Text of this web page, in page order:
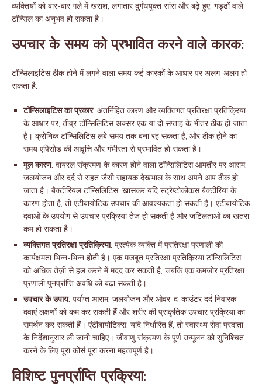
व्यक्तियों को बार-बार गले में खराश, लगातार दुर्गंधयुक्त सांस और बढ़े हुए, गड्ढों वाले
टॉन्सिल का अनुभव हो सकता है।
उपचार के समय को प्रभावित करने वाले कारक:
टॉन्सिलाइटिस ठीक होने में लगने वाला समय कई कारकों के आधार पर अलग-अलग हो
सकता है:
टॉन्सिलाइटिस का प्रकार: अंतर्निहित कारण और व्यक्तिगत प्रतिरक्षा प्रतिक्रिया
के आधार पर, तीव्र टॉन्सिलिटिस अक्सर एक या दो सप्ताह के भीतर ठीक हो जाता
है। क्रोनिक टॉन्सिलिटिस लंबे समय तक बना रह सकता है, और ठीक होने का
समय एपिसोड की आवृत्ति और गंभीरता से प्रभावित हो सकता है।
मूल कारण: वायरल संक्रमण के कारण होने वाला टॉन्सिलिटिस आमतौर पर आराम,
जलयोजन और दर्द से राहत जैसी सहायक देखभाल के साथ अपने आप ठीक हो
जाता है। बैक्टीरियल टॉन्सिलिटिस, खासकर यदि स्ट्रेप्टोकोकस बैक्टीरिया के
कारण होता है, तो एंटीबायोटिक उपचार की आवश्यकता हो सकती है। एंटीबायोटिक
दवाओं के उपयोग से उपचार प्रक्रिया तेज हो सकती है और जटिलताओं का खतरा
कम हो सकता है।
व्यक्तिगत प्रतिरक्षा प्रतिक्रिया: प्रत्येक व्यक्ति में प्रतिरक्षा प्रणाली की
कार्यक्षमता भिन्न-भिन्न होती है। एक मजबूत प्रतिरक्षा प्रतिक्रिया टॉन्सिलिटिस
को अधिक तेज़ी से हल करने में मदद कर सकती है, जबकि एक कमजोर प्रतिरक्षा
प्रणाली पुनर्प्राप्ति अवधि को बढ़ा सकती है।
उपचार के उपाय: पर्याप्त आराम, जलयोजन और ओवर-द-काउंटर दर्द निवारक
दवाएं लक्षणों को कम कर सकती हैं और शरीर की प्राकृतिक उपचार प्रक्रिया का
समर्थन कर सकती हैं। एंटीबायोटिक्स, यदि निर्धारित हैं, तो स्वास्थ्य सेवा प्रदाता
के निर्देशानुसार ली जानी चाहिए। जीवाणु संक्रमण के पूर्ण उन्मूलन को सुनिश्चित
करने के लिए पूरा कोर्स पूरा करना महत्वपूर्ण है।
विशिष्ट पुनर्प्राप्ति प्रक्रिया: